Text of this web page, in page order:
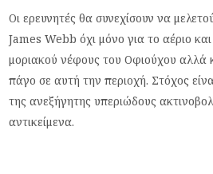
Οι ερευνητές θα συνεχίσουν να
James Webb όχι μόνο για το αέριο
μοριακού νέφους του Οφιούχου αλλά
πάγο σε αυτή την περιοχή. Στόχος
της ανεξήγητης υπεριώδους
αντικείμενα.